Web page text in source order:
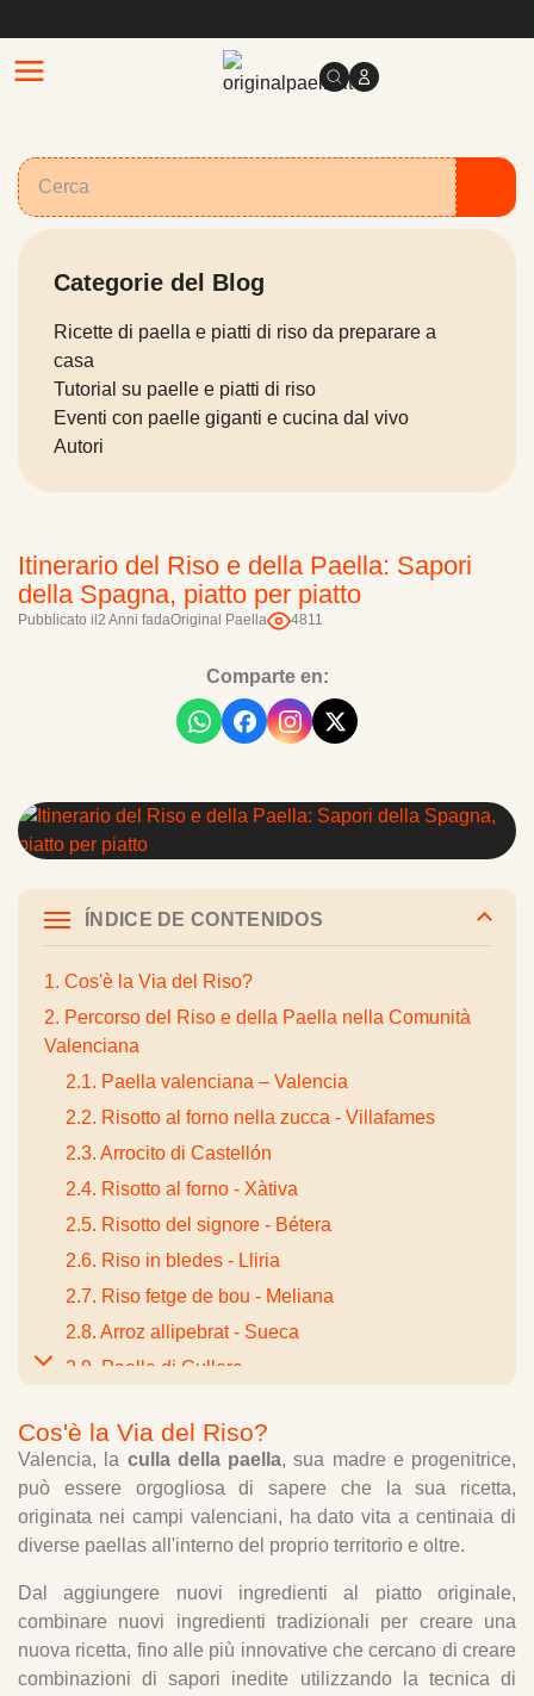
Itinerario del Riso e della Paella: Sapori
della Spagna, piatto per piatto
Pubblicato il 2 Anni fadaOriginal Paella 4811
Comparte en:
ÍNDICE DE CONTENIDOS
1. Cos'è la Via del Riso?
2. Percorso del Riso e della Paella nella Comunità
Valenciana
2.1. Paella valenciana – Valencia
2.2. Risotto al forno nella zucca - Villafames
2.3. Arrocito di Castellón
2.4. Risotto al forno - Xàtiva
2.5. Risotto del signore - Bétera
2.6. Riso in bledes - Lliria
2.7. Riso fetge de bou - Meliana
2.8. Arroz allipebrat - Sueca
2.9. Paella di Cullera
2.11. Riso con serranas, coniglio e lumache -
Pinoso
2.12. Riso in crosta - Elche/Oriuela
2.13. Riso di veglia - Vega Baja del Segura
2.15. Riso con acciughe e spinaci - Alicante
3. Via del Riso attraverso altre regioni della Spagna
3.1. Riso con pomodoro - Andalusia
Cos'è la Via del Riso?
Valencia, la culla della paella, sua madre e progenitrice,
può essere orgogliosa di sapere che la sua ricetta,
originata nei campi valenciani, ha dato vita a centinaia di
diverse paellas all'interno del proprio territorio e oltre.
Dal aggiungere nuovi ingredienti al piatto originale,
combinare nuovi ingredienti tradizionali per creare una
nuova ricetta, fino alle più innovative che cercano di creare
combinazioni di sapori inedite utilizzando la tecnica di
Categorie del Blog
Ricette di paella e piatti di riso da preparare a
casa
Tutorial su paelle e piatti di riso
Eventi con paelle giganti e cucina dal vivo
Autori